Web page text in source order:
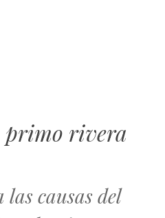
rivera
las causas del